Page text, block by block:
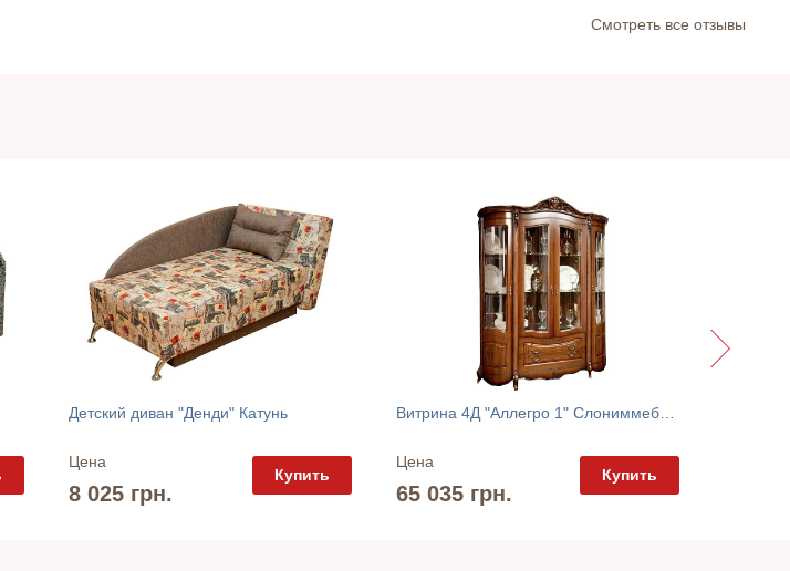
Cмотреть все отзывы
Детский диван "Денди" Катунь
Цена
8 025 грн.
Купить
Цена
65 035 грн.
Купить